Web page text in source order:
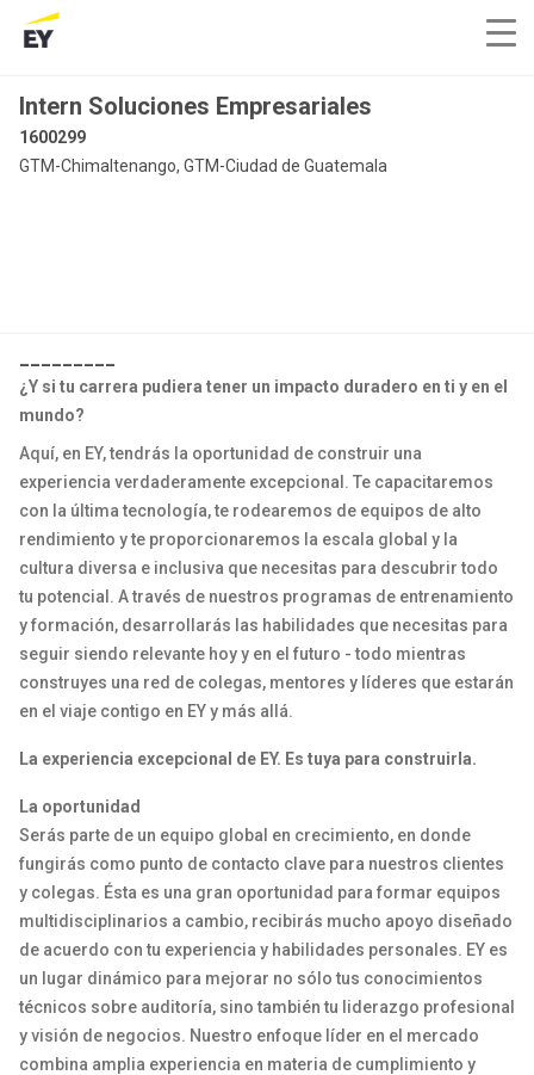
Intern Soluciones Empresariales
1600299
GTM-Chimaltenango, GTM-Ciudad de Guatemala
¿Y si tu carrera pudiera tener un impacto duradero en ti y en el
mundo?
Aquí, en EY, tendrás la oportunidad de construir una
experiencia verdaderamente excepcional. Te capacitaremos
con la última tecnología, te rodearemos de equipos de alto
rendimiento y te proporcionaremos la escala global y la
cultura diversa e inclusiva que necesitas para descubrir todo
tu potencial. A través de nuestros programas de entrenamiento
y formación, desarrollarás las habilidades que necesitas para
seguir siendo relevante hoy y en el futuro - todo mientras
construyes una red de colegas, mentores y líderes que estarán
en el viaje contigo en EY y más allá.
La experiencia excepcional de EY. Es tuya para construirla.
La oportunidad
Serás parte de un equipo global en crecimiento, en donde
fungirás como punto de contacto clave para nuestros clientes
y colegas. Ésta es una gran oportunidad para formar equipos
multidisciplinarios a cambio, recibirás mucho apoyo diseñado
de acuerdo con tu experiencia y habilidades personales. EY es
un lugar dinámico para mejorar no sólo tus conocimientos
técnicos sobre auditoría, sino también tu liderazgo profesional
y visión de negocios. Nuestro enfoque líder en el mercado
combina amplia experiencia en materia de cumplimiento y